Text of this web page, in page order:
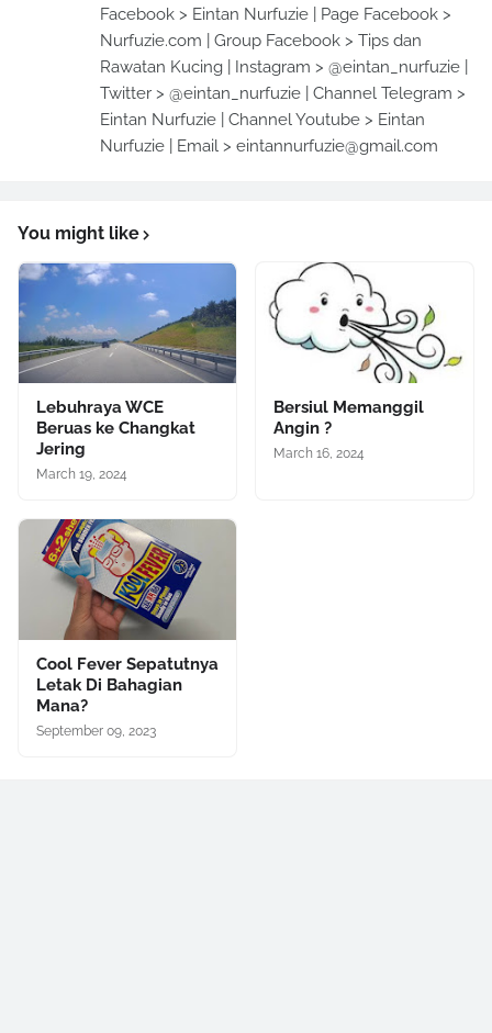
Facebook > Eintan Nurfuzie | Page Facebook >
Nurfuzie.com | Group Facebook > Tips dan
Rawatan Kucing | Instagram > @eintan_nurfuzie |
Twitter > @eintan_nurfuzie | Channel Telegram >
Eintan Nurfuzie | Channel Youtube > Eintan
Nurfuzie | Email > eintannurfuzie@gmail.com
You might like
Lebuhraya WCE
Beruas ke Changkat
Jering
March 19, 2024
Bersiul Memanggil
Angin ?
March 16, 2024
Cool Fever Sepatutnya
Letak Di Bahagian
Mana?
September 09, 2023